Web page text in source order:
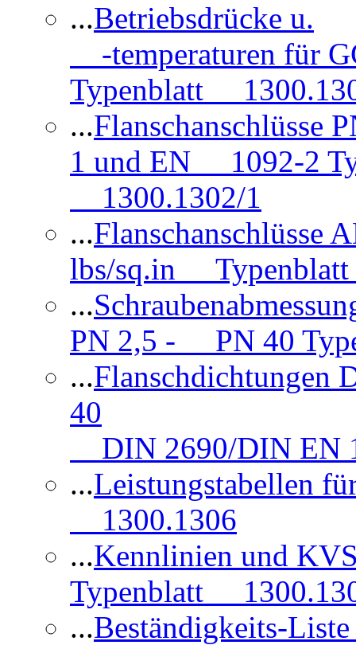
...Betriebsdrücke u.
-temperaturen für
Typenblatt
...
1 und EN 1092-2
1300.1302/1
...
lbs/sq.in Typenblatt
...
PN 2,5 - PN 40
...
40
DIN 2690/DIN EN
...Leistungstabellen
1300.1306
...Kennlinien und
Typenblatt
...Beständigkeits-